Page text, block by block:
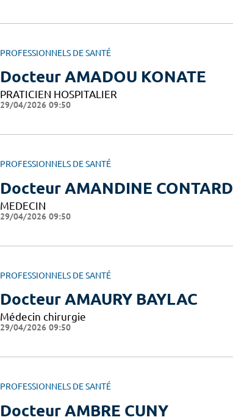
PROFESSIONNELS DE SANTÉ
Docteur AMADOU KONATE
PRATICIEN HOSPITALIER
29/04/2026 09:50
PROFESSIONNELS DE SANTÉ
Docteur AMANDINE CONTARD
MEDECIN
29/04/2026 09:50
PROFESSIONNELS DE SANTÉ
Docteur AMAURY BAYLAC
Médecin chirurgie
29/04/2026 09:50
PROFESSIONNELS DE SANTÉ
Docteur AMBRE CUNY